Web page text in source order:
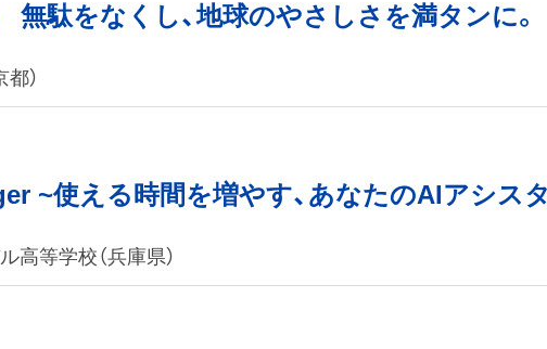
駄をなくし、地球のやさしさを満タンに。
）
~使える時間を増やす、あなたのAIアシスタ
高等学校（兵庫県）